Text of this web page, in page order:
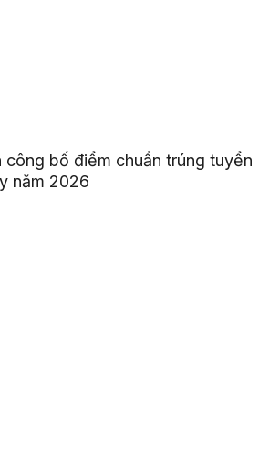
công bố điểm chuẩn trúng tuyển
năm 2026